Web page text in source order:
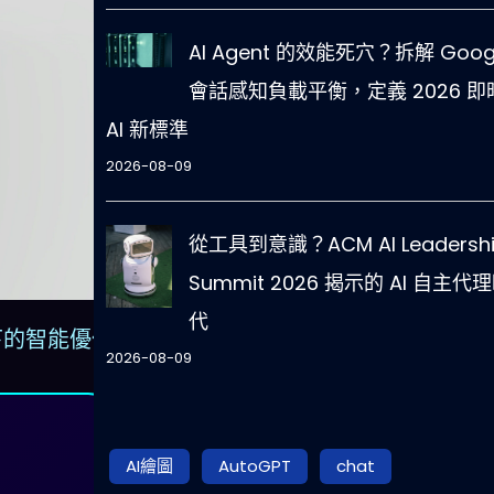
智能優化
AI Agent 的效能死穴？拆解
會話感知負載平衡，定義 2026 即
AI 新標準
2026-08-09
從工具到意識？ACM AI
Summit 2026 揭示的 AI 自主代
代
2026-08-09
AI繪圖 AutoGPT chat